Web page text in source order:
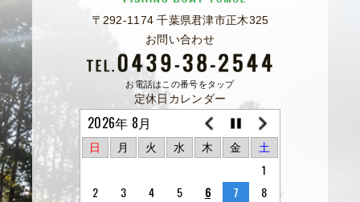
〒292-1174 千葉県君津市正木325
お問い合わせ
お電話はこの番号をタップ
定休日カレンダー
2026年 8月
日 月 火 水 木 金 土
1
2
3 4 5 6 7
8